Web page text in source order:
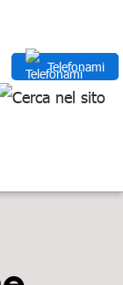
Telefonami